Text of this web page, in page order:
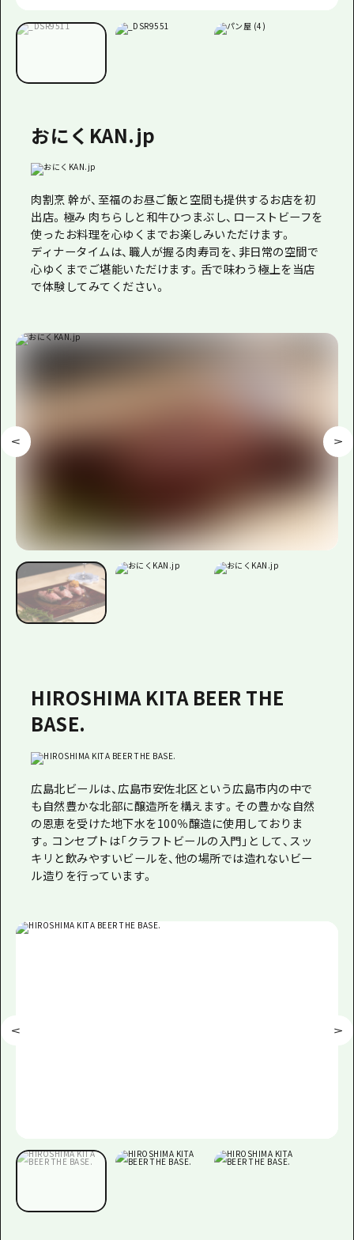
おにくKAN.jp
肉割烹 幹が、至福のお昼ご飯と空間も提供するお店を初
出店。極み 肉ちらしと和牛ひつまぶし、ローストビーフを
使ったお料理を心ゆくまでお楽しみいただけます。
ディナータイムは、職人が握る肉寿司を、非日常の空間で
心ゆくまでご堪能いただけます。舌で味わう極上を当店
で体験してみてください。
HIROSHIMA KITA BEER THE
BASE.
広島北ビールは、広島市安佐北区という広島市内の中で
も自然豊かな北部に醸造所を構えます。その豊かな自然
の恩恵を受けた地下水を100％醸造に使用しておりま
す。コンセプトは「クラフトビールの入門」として、スッ
キリと飲みやすいビールを、他の場所では造れないビー
ル造りを行っています。